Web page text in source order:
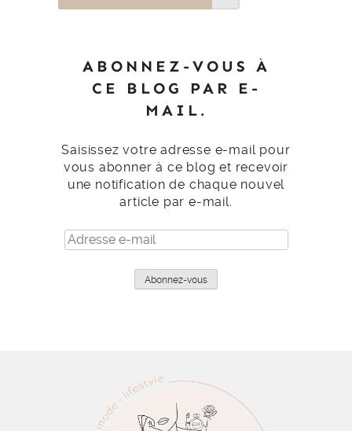
ABONNEZ-VOUS À
CE BLOG PAR E-
MAIL.
Saisissez votre adresse e-mail pour
vous abonner à ce blog et recevoir
une notification de chaque nouvel
article par e-mail.
Adresse
e-
Abonnez-vous